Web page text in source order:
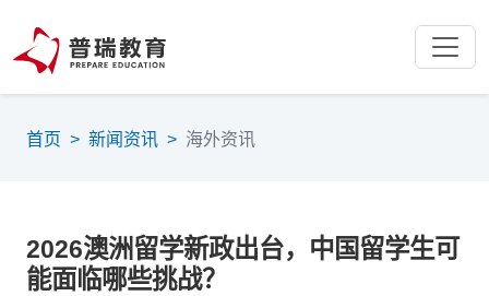
首页 > 新闻资讯 > 海外资讯
2026澳洲留学新政出台，中国留学生可
能面临哪些挑战？